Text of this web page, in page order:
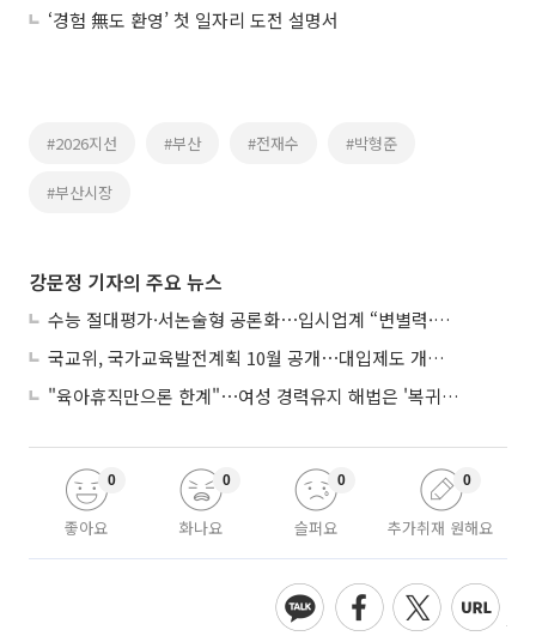
‘경험 無도 환영’ 첫 일자리 도전 설명서
#2026지선 #부산 #전재수 #박형준
#부산시장
강문정 기자의 주요 뉴스
수능 절대평가·서논술형 공론화⋯입시업계 “변별력·사교육 대책 먼저”
국교위, 국가교육발전계획 10월 공개⋯대입제도 개편 공론화 추진
"육아휴직만으론 한계"⋯여성 경력유지 해법은 '복귀 후 유연근무’
좋아요
0
화나요
0
슬퍼요
0
추가취재 원해요
0